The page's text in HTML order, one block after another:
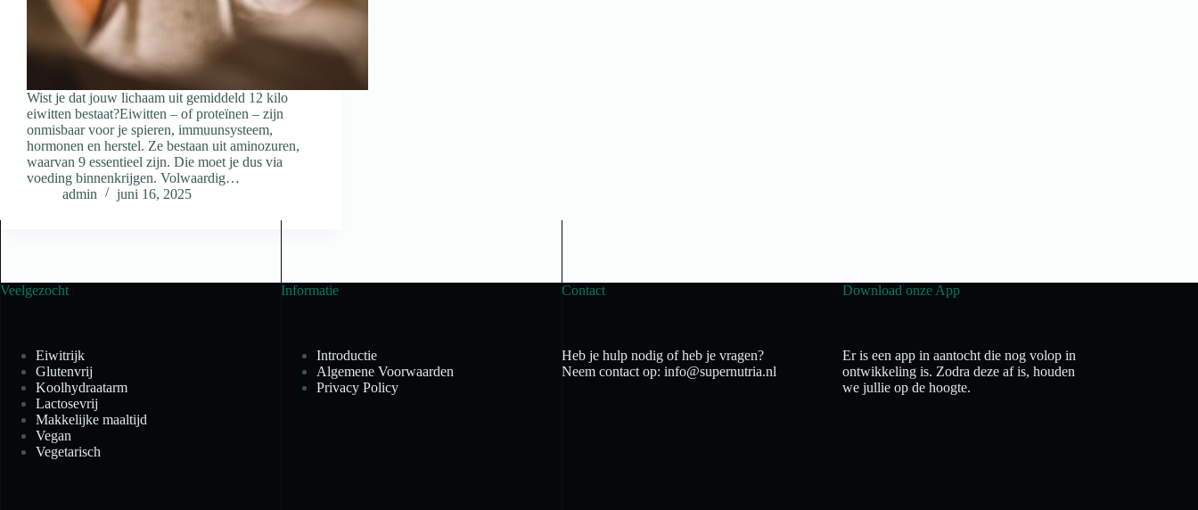
Wist je dat jouw lichaam uit gemiddeld 12 kilo
eiwitten bestaat?Eiwitten – of proteïnen – zijn
onmisbaar voor je spieren, immuunsysteem,
hormonen en herstel. Ze bestaan uit aminozuren,
waarvan 9 essentieel zijn. Die moet je dus via
voeding binnenkrijgen. Volwaardig…
admin
juni 16, 2025
Veelgezocht
Eiwitrijk
Glutenvrij
Koolhydraatarm
Lactosevrij
Makkelijke maaltijd
Vegan
Vegetarisch
Informatie
Introductie
Algemene Voorwaarden
Privacy Policy
Contact
Heb je hulp nodig of heb je vragen?
Neem contact op: info@supernutria.nl
Download onze App
Er is een app in aantocht die nog volop in
ontwikkeling is. Zodra deze af is, houden
we jullie op de hoogte.